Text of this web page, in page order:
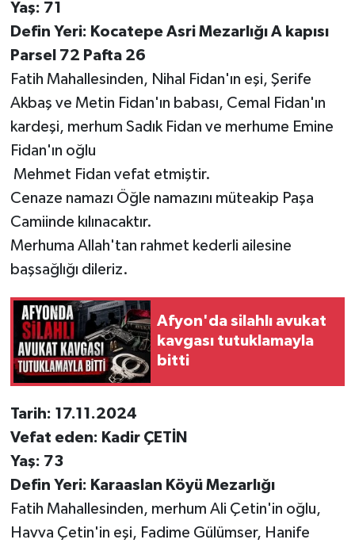
Yaş: 71
Defin Yeri: Kocatepe Asri Mezarlığı A kapısı
Parsel 72 Pafta 26
Fatih Mahallesinden, Nihal Fidan'ın eşi, Şerife
Akbaş ve Metin Fidan'ın babası, Cemal Fidan'ın
kardeşi, merhum Sadık Fidan ve merhume Emine
Fidan'ın oğlu
Mehmet Fidan vefat etmiştir.
Cenaze namazı Öğle namazını müteakip Paşa
Camiinde kılınacaktır.
Merhuma Allah'tan rahmet kederli ailesine
başsağlığı dileriz.
Afyon'da silahlı avukat
kavgası tutuklamayla
bitti
Tarih: 17.11.2024
Vefat eden: Kadir ÇETİN
Yaş: 73
Defin Yeri: Karaaslan Köyü Mezarlığı
Fatih Mahallesinden, merhum Ali Çetin'in oğlu,
Havva Çetin'in eşi, Fadime Gülümser, Hanife